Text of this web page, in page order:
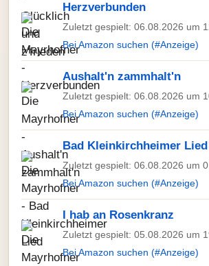
Herzverbunden
Zuletzt gespielt: 06.08.2026 um
Bei Amazon suchen (#Anzeige)
Aushalt'n zammhalt'n
Zuletzt gespielt: 06.08.2026 um
Bei Amazon suchen (#Anzeige)
Bad Kleinkirchheimer Lied
Zuletzt gespielt: 06.08.2026 um
Bei Amazon suchen (#Anzeige)
I hab an Rosenkranz
Zuletzt gespielt: 05.08.2026 um
Bei Amazon suchen (#Anzeige)